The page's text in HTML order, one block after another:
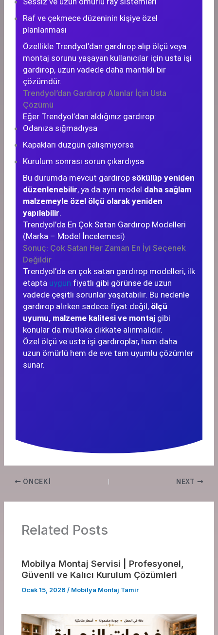
Raf ve çekmece düzeninin kişiye özel
planlanması
Özellikle Trendyol’dan gardırop alıp ölçü veya
montaj sorunu yaşayan kullanıcılar için usta işi
gardırop, uzun vadede daha mantıklı bir
çözümdür.
Trendyol’dan Gardırop Alanlar İçin Usta
Çözümü
Eğer Trendyol’dan aldığınız gardırop:
Odanıza sığmadıysa
Kapakları düzgün çalışmıyorsa
Kurulum sonrası sorun çıkardıysa
Bu durumda mevcut gardırop sökülüp yeniden
düzenlenebilir, ya da aynı model daha sağlam
malzemeyle özel ölçü olarak yeniden
yapılabilir.
Trendyol’da En Çok Satan Gardırop Modelleri
(Marka – Model İncelemesi)
Sonuç: Çok Satan Her Zaman En İyi Seçenek
Değildir
Trendyol’da en çok satan gardırop modelleri, ilk
etapta uygun fiyatlı gibi görünse de uzun
vadede çeşitli sorunlar yaşatabilir. Bu nedenle
gardırop alırken sadece fiyat değil, ölçü
uyumu, malzeme kalitesi ve montajgibi
konular da mutlaka dikkate alınmalıdır.
Özel ölçü ve usta işi gardıroplar, hem daha
uzun ömürlü hem de eve tam uyumlu çözümler
sunar.
ÖNCEKI NEXT
Related Posts
Mobilya Montaj Servisi | Profesyonel,
Güvenli ve Kalıcı Kurulum Çözümleri
Ocak 15, 2026/ Mobilya Montaj Tamir